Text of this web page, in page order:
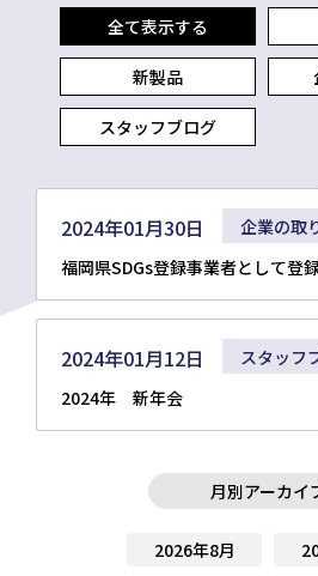
全て表示する
新製品
スタッフブログ
2024年01月30日
企業の取
福岡県SDGs登録事業者として登
2024年01月12日
スタッフ
2024年 新年会
月別アーカイ
2026年8月